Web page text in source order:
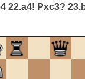
22.a4! Pxc3?